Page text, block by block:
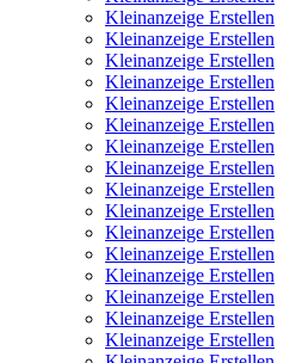
Kleinanzeige Erstellen
Kleinanzeige Erstellen
Kleinanzeige Erstellen
Kleinanzeige Erstellen
Kleinanzeige Erstellen
Kleinanzeige Erstellen
Kleinanzeige Erstellen
Kleinanzeige Erstellen
Kleinanzeige Erstellen
Kleinanzeige Erstellen
Kleinanzeige Erstellen
Kleinanzeige Erstellen
Kleinanzeige Erstellen
Kleinanzeige Erstellen
Kleinanzeige Erstellen
Kleinanzeige Erstellen